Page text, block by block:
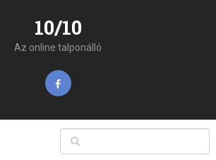
10/10
Az online talponálló